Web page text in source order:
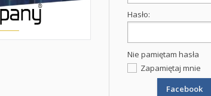
Hasło:
Nie pamiętam hasła
Zapamiętaj mnie
Facebook